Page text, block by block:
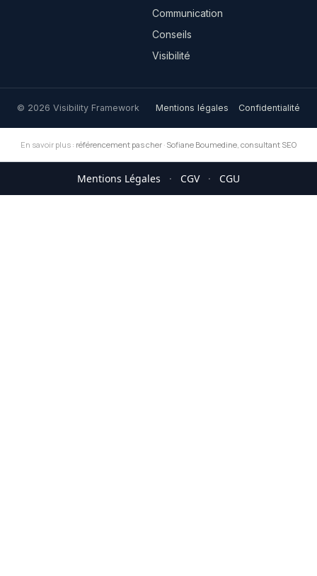
Communication
Conseils
Visibilité
© 2026 Visibility Framework Mentions légales Confidentialité
En savoir plus : référencement pas cher · Sofiane Boumedine, consultant SEO
Mentions Légales · CGV · CGU